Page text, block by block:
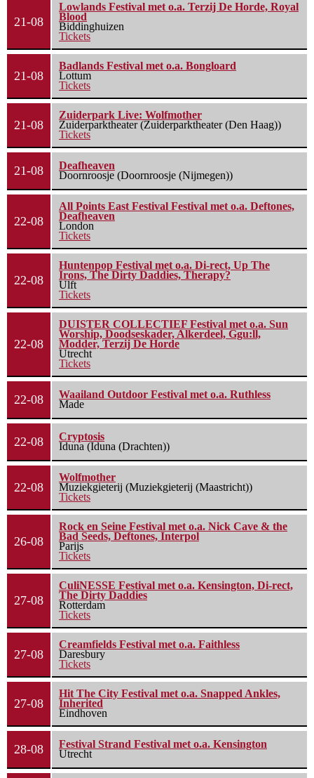
21-08
Lowlands Festival met o.a. Terzij De Horde, Royal
Blood
Biddinghuizen
Tickets
21-08
Badlands Festival met o.a. Bongloard
Lottum
Tickets
21-08
Zuiderpark Live: Wolfmother
Zuiderparktheater (Zuiderparktheater (Den Haag))
Tickets
21-08
Deafheaven
Doornroosje (Doornroosje (Nijmegen))
22-08
All Points East Festival Festival met o.a. Deftones,
Deafheaven
London
Tickets
22-08
Huntenpop Festival met o.a. Di-rect, Up The
Irons, The Dirty Daddies, Therapy?
Ulft
Tickets
22-08
DUISTER COLLECTIEF Festival met o.a. Sun
Worship, Doodseskader, Alkerdeel, Ggu:ll,
Modder, Terzij De Horde
Utrecht
Tickets
22-08
Waailand Outdoor Festival met o.a. Ruthless
Made
22-08
Cryptosis
Iduna (Iduna (Drachten))
22-08
Wolfmother
Muziekgieterij (Muziekgieterij (Maastricht))
Tickets
26-08
Rock en Seine Festival met o.a. Nick Cave & the
Bad Seeds, Deftones, Interpol
Parijs
Tickets
27-08
CuliNESSE Festival met o.a. Kensington, Di-rect,
The Dirty Daddies
Rotterdam
Tickets
27-08
Creamfields Festival met o.a. Faithless
Daresbury
Tickets
27-08
Hit The City Festival met o.a. Snapped Ankles,
Inherited
Eindhoven
28-08
Festival Strand Festival met o.a. Kensington
Utrecht